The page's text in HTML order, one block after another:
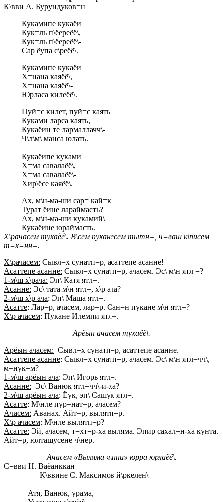
К\вви А. Бурундуков=н
Кукамипе кукаёи
Кук=ль п\ёереёё\,
Кук=ль п\ёереёё\-
Сар ёупа с\реёё\.
Кукамипе кукаёи
Х=нана каяёё\,
Х=нана каяёё\-
Юрласа килеёё\.
Пуй=с килет, пуй=с каять,
Куками ларса каять,
Кукаёин те лармаллачч\-
Ч\л\м\ манса юлать.
Кукаёипе куками
Х=ма савалаёё\,
Х=ма савалаёё\-
Хир\ёсе каяёё\.
Ах, м\н-ма-ши сар= кай=к
Турат ёине лараймасть?
Ах, м\н-ма-ши кукамий\
Кукаёине юраймасть.
Х\рачасем тухаёё\. В\сем пуканесем тытн=, ч=ваш к\писем
т=х=нн=.
Х\рачасем: Сывл=х сунатп=р, асаттепе асанне!
Асаттепе асанне: Сывл=х сунатп=р, ачасем. Эс\ м\н ятл =?
1-м\ш х\рача: Эп\ Катя ятл=.
Асанне: Эс\ тата м\н ятл=, х\р ача?
2-м\ш х\р ача: Эп\ Маша ятл=.
Асатте: Лар=р, ачасем, лар=р. Сан=н пукане м\н ятл=?
Х\р ачасем: Пукане Илемпи ятл=.
Арёын ачасем тухаёё\.
Арёын ачасем: Сывл=х сунатп=р, асаттепе асанне.
Асаттепе асанне: Сывл=х сунатп=р, ачасем. Эс\ м\н ятл=чч\,
м=нук=м?
1-м\ш арёын ача: Эп\ Игорь ятл=.
Асанне: Эс\ Ванюк ятл=чч\-и-ха?
2-м\ш арёын ача: Ёук, эп\ Сашук ятл=.
Асатте: М\нле пур=нат=р, ачасем?
Ачасем: Аванах. Айт=р, вылятп=р.
Х\р ачасем: М\нле вылятп=р?
Асатте: Эй, ачасем, т=хт=р-ха выляма. Эпир сахал=н-ха кунта.
Айт=р, юлташусене ч\нер.
Ачасем «Выляма ч\нни» юрра юрлаёё\.
С=вви Н. Ваёанккан
К\ввине С. Максимов й\ркелен\
Атя, Ванюк, урама,